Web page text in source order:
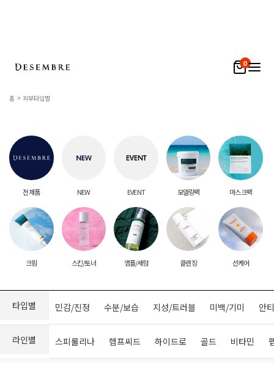
0
홈 피부타입별
전 제품 NEW EVENT 모델링팩 마스크팩
크림 스킨/토너 앰플/세럼 클렌징 선케어
타입별 민감/진정 수분/보습 지성/트러블 미백/기미 안
라인별 스피룰리나 헴프씨드 하이드로 골드 비타민